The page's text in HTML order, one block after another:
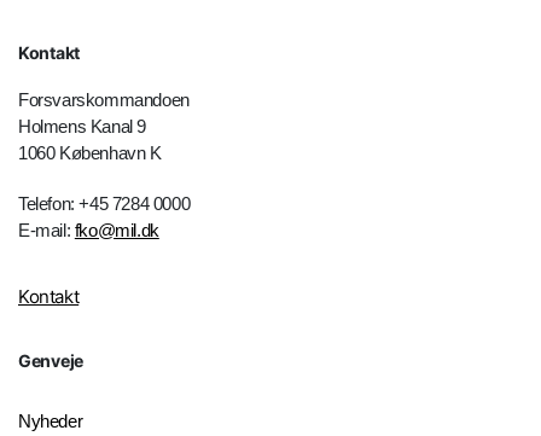
Kontakt
Forsvarskommandoen
Holmens Kanal 9
1060 København K
Telefon: +45 7284 0000
E-mail: fko@mil.dk
Kontakt
Genveje
Nyheder